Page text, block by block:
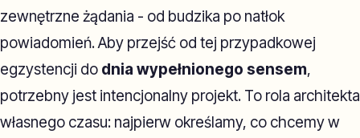
zewnętrzne żądania - od budzika po natłok
powiadomień. Aby przejść od tej przypadkowej
egzystencji do dnia wypełnionego sensem,
potrzebny jest intencjonalny projekt. To rola architekta
własnego czasu: najpierw określamy, co chcemy w